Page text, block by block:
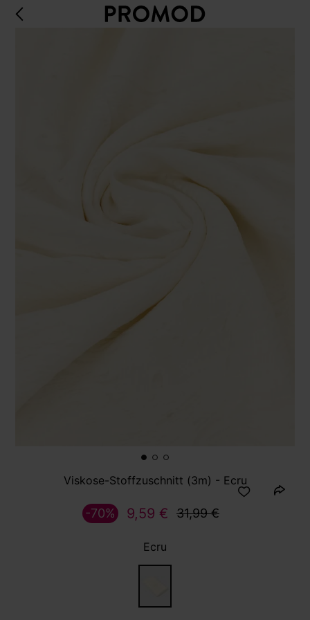
Viskose-Stoffzuschnitt (3m) - Ecru
9,59 € 31,99 €
-70%
Ecru